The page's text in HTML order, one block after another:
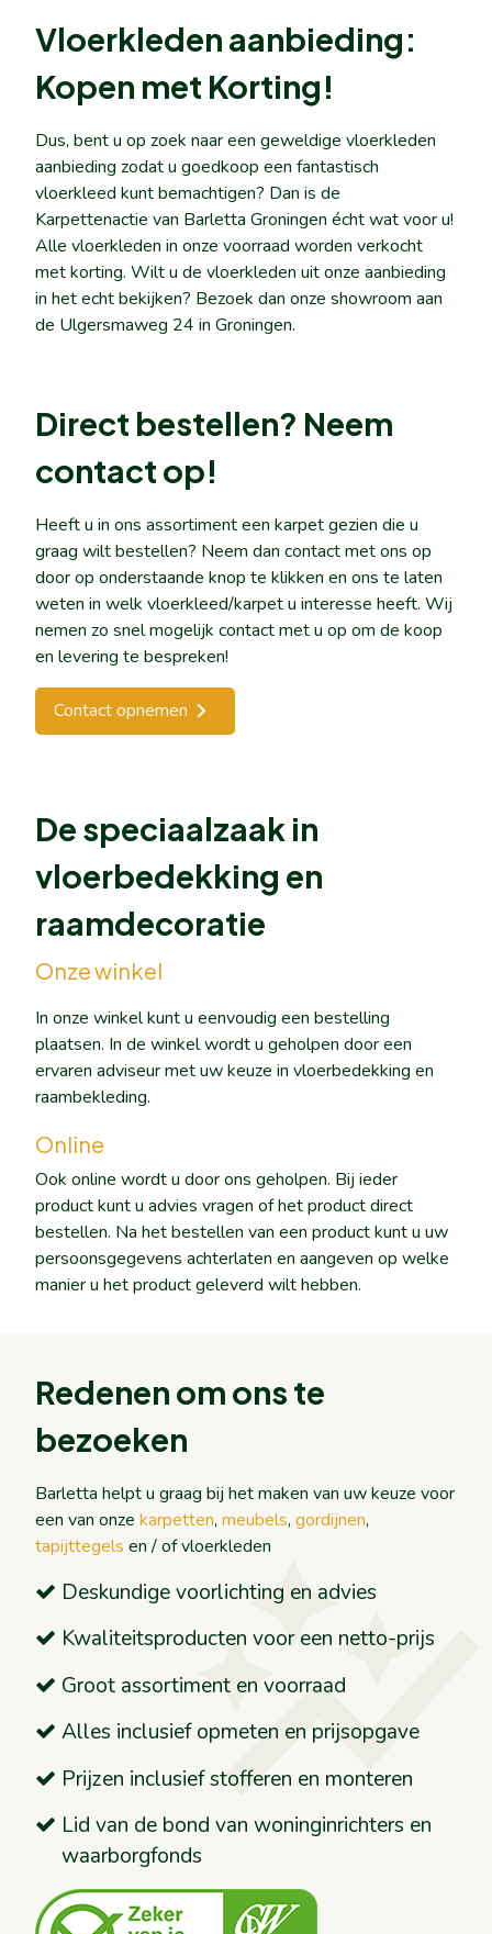
De speciaalzaak in
vloerbedekking en
raamdecoratie
Onze winkel
In onze winkel kunt u eenvoudig een bestelling
plaatsen. In de winkel wordt u geholpen door een
ervaren adviseur met uw keuze in vloerbedekking en
raambekleding.
Online
Ook online wordt u door ons geholpen. Bij ieder
product kunt u advies vragen of het product direct
bestellen. Na het bestellen van een product kunt u uw
persoonsgegevens achterlaten en aangeven op welke
manier u het product geleverd wilt hebben.
Redenen om ons te
bezoeken
Barletta helpt u graag bij het maken van uw keuze voor
een van onze karpetten, meubels, gordijnen,
tapijttegels en / of vloerkleden
Deskundige voorlichting en advies
Kwaliteitsproducten voor een netto-prijs
Groot assortiment en voorraad
Alles inclusief opmeten en prijsopgave
Prijzen inclusief stofferen en monteren
Lid van de bond van woninginrichters en
waarborgfondsauto_graph
Vloerkleden aanbieding:
Kopen met Korting!
Dus, bent u op zoek naar een geweldige vloerkleden
aanbieding zodat u goedkoop een fantastisch
vloerkleed kunt bemachtigen? Dan is de
Karpettenactie van Barletta Groningen écht wat voor u!
Alle vloerkleden in onze voorraad worden verkocht
met korting. Wilt u de vloerkleden uit onze aanbieding
in het echt bekijken? Bezoek dan onze showroom aan
de Ulgersmaweg 24 in Groningen.
Direct bestellen? Neem
contact op!
Heeft u in ons assortiment een karpet gezien die u
graag wilt bestellen? Neem dan contact met ons op
door op onderstaande knop te klikken en ons te laten
weten in welk vloerkleed/karpet u interesse heeft. Wij
nemen zo snel mogelijk contact met u op om de koop
en levering te bespreken!
Contact opnemen